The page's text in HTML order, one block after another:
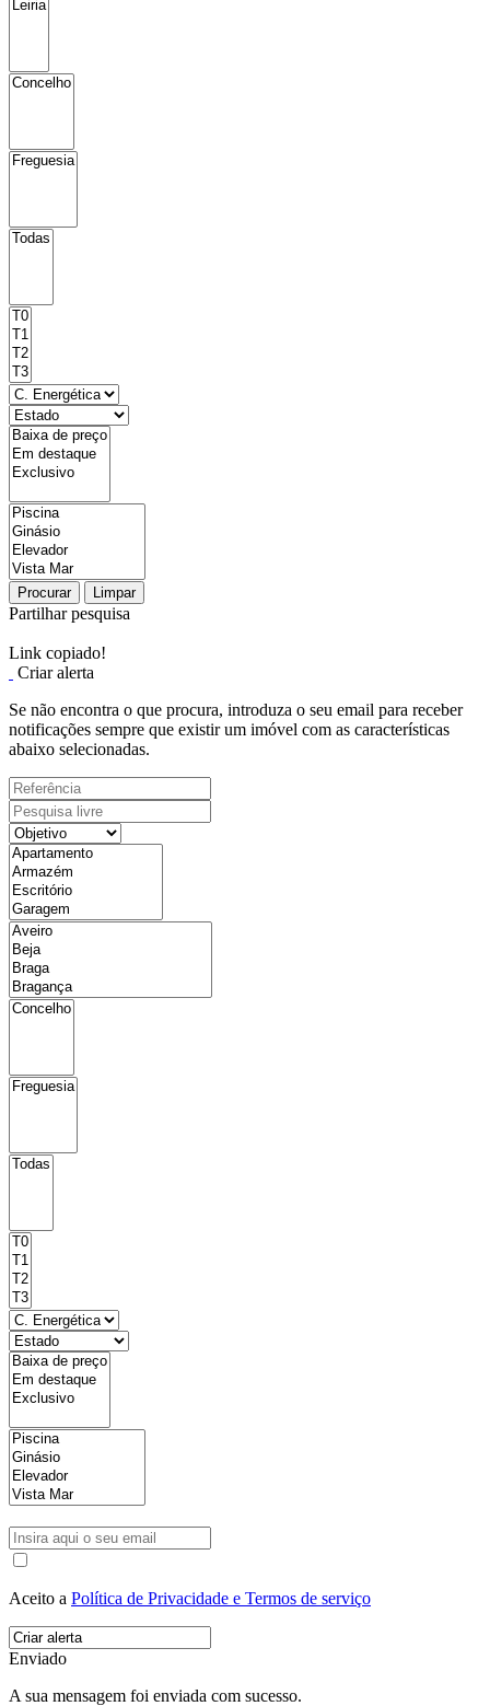
Procurar Limpar
Partilhar pesquisa
Link copiado!
Criar alerta
Se não encontra o que procura, introduza o seu email para receber
notificações sempre que existir um imóvel com as características
abaixo selecionadas.
Aceito a Política de Privacidade e Termos de serviço
Enviado
A sua mensagem foi enviada com sucesso.